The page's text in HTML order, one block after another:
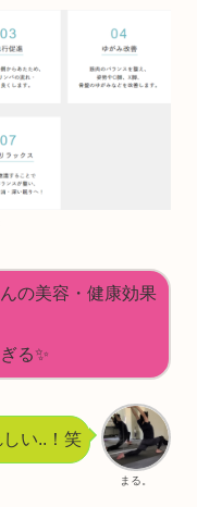
の美容・健康効果
る✨
まる。
い..！笑